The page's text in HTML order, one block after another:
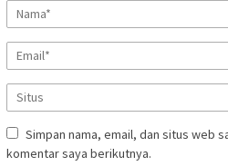
Simpan nama, email, dan situs web
komentar saya berikutnya.